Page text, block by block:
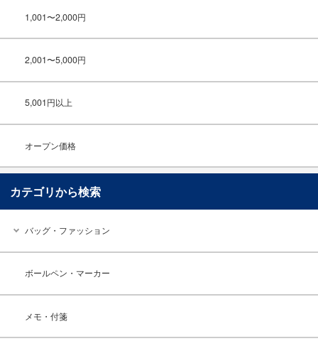
1,001〜2,000円
2,001〜5,000円
5,001円以上
オープン価格
カテゴリから検索
バッグ・ファッション
ボールペン・マーカー
メモ・付箋